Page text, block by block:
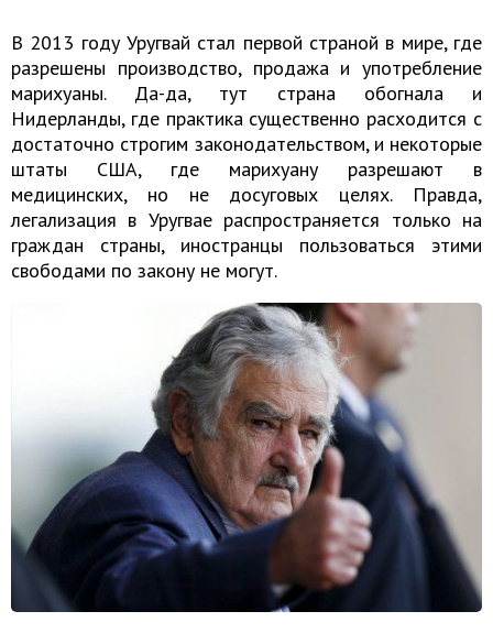
В 2013 году Уругвай стал первой страной в мире, где
разрешены производство, продажа и употребление
марихуаны. Да-да, тут страна обогнала и
Нидерланды, где практика существенно расходится с
достаточно строгим законодательством, и некоторые
штаты США, где марихуану разрешают в
медицинских, но не досуговых целях. Правда,
легализация в Уругвае распространяется только на
граждан страны, иностранцы пользоваться этими
свободами по закону не могут.